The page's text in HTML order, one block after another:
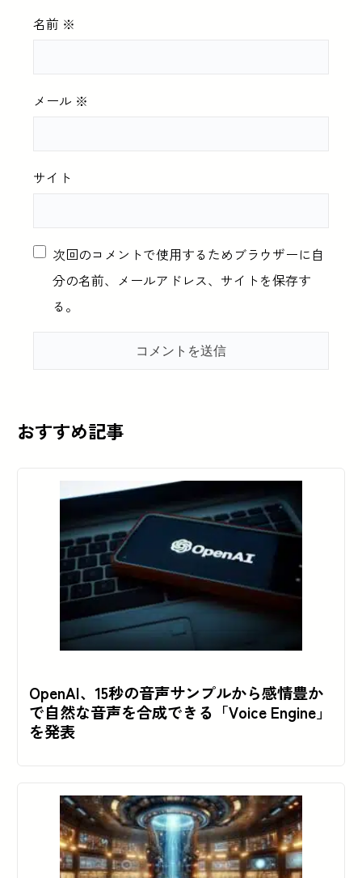
名前 ※
メール ※
サイト
次回のコメントで使用するためブラウザーに自
分の名前、メールアドレス、サイトを保存す
る。
おすすめ記事
OpenAI、15秒の音声サンプルから感情豊か
で自然な音声を合成できる「Voice Engine」
を発表